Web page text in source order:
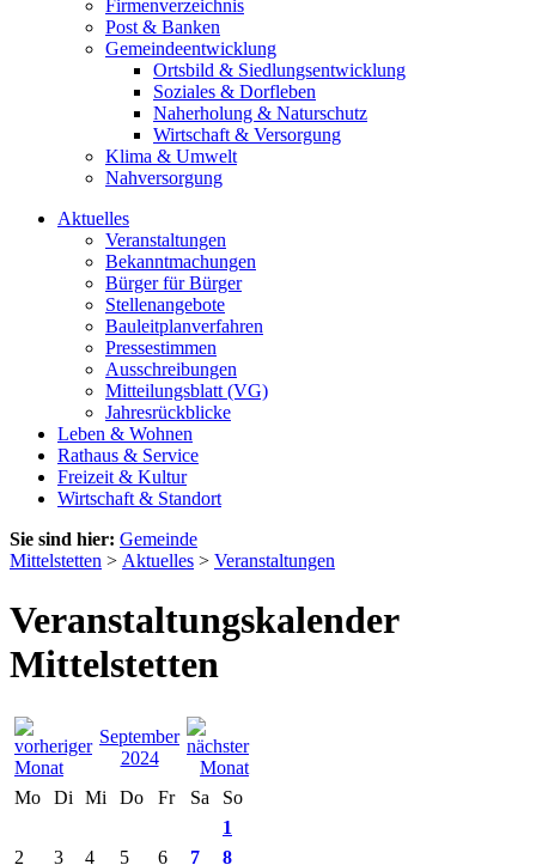
Firmenverzeichnis
Post & Banken
Gemeindeentwicklung
Ortsbild & Siedlungsentwicklung
Soziales & Dorfleben
Naherholung & Naturschutz
Wirtschaft & Versorgung
Klima & Umwelt
Nahversorgung
Aktuelles
Veranstaltungen
Bekanntmachungen
Bürger für Bürger
Stellenangebote
Bauleitplanverfahren
Pressestimmen
Ausschreibungen
Mitteilungsblatt (VG)
Jahresrückblicke
Leben & Wohnen
Rathaus & Service
Freizeit & Kultur
Wirtschaft & Standort
Sie sind hier: Gemeinde
Mittelstetten > Aktuelles > Veranstaltungen
Veranstaltungskalender
Mittelstetten
September
2024
Mo
Di Mi Do Fr Sa
So
1
2
3 4 5 6 7 8